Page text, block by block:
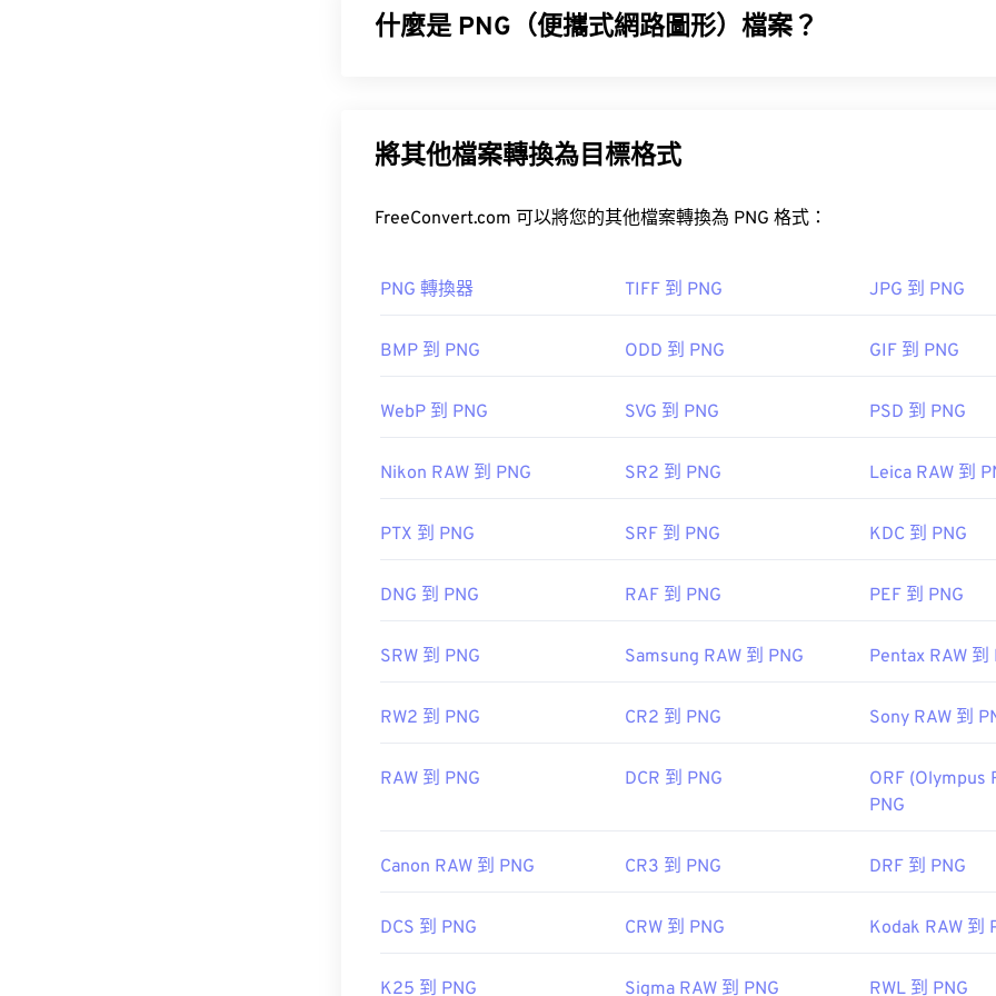
什麼是 PNG（便攜式網路圖形）檔案？
援具有更好透明度的動畫（試試我們的GIF 轉 APNG
檔案類型略大，因此在將其新增至網頁時請務必小心。
開發者：
實用連結：
相關 PNG 工具：
將其他檔案轉換為目標格式
FreeConvert.com 可以將您的其他檔案轉換為 PNG 格式：
PNG 轉換器 TIFF 到 PNG JPG 到 PNG
BMP 到 PNG ODD 到 PNG GIF 到 PNG
WebP 到 PNG SVG 到 PNG PSD 到 PNG
Nikon RAW 到 PNG SR2 到 PNG Leica RAW 到
PTX 到 PNG SRF 到 PNG KDC 到 PNG
DNG 到 PNG RAF 到 PNG PEF 到 PNG
SRW 到 PNG Samsung RAW 到 PNG Pentax RAW 到
RW2 到 PNG CR2 到 PNG Sony RAW 到
RAW 到 PNG DCR 到 PNG
ORF (Olympus
PNG
Canon RAW 到 PNG CR3 到 PNG DRF 到 PNG
DCS 到 PNG CRW 到 PNG Kodak RAW 到
K25 到 PNG Sigma RAW 到 PNG RWL 到 PNG